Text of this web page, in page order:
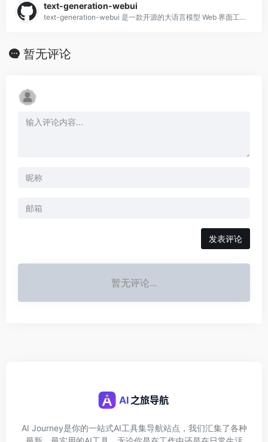
text-generation-webui
text-generation-webui 是一款开源的大语言模型 Web 界面工具，使用 Python（Gradio）构建，俗称「oobabooga」，支持在
暂无评论
发表评论
暂无评论...
AI Journey是你的一站式AI工具集导航站点，我们汇集了各种